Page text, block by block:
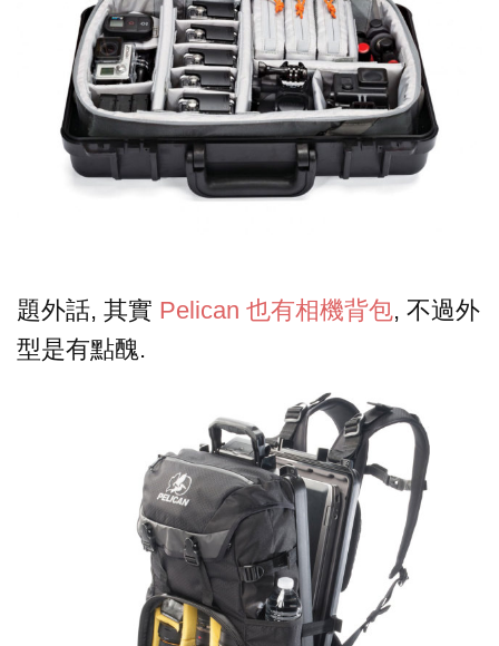
題外話, 其實 Pelican 也有相機背包, 不過外
型是有點醜.